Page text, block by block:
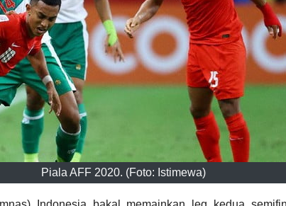
Piala AFF 2020. (Foto: Istimewa)